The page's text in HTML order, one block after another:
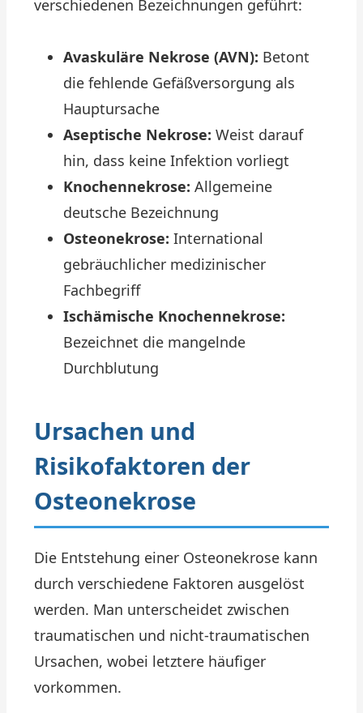
verschiedenen Bezeichnungen geführt:
Avaskuläre Nekrose (AVN): Betont
die fehlende Gefäßversorgung als
Hauptursache
Aseptische Nekrose: Weist darauf
hin, dass keine Infektion vorliegt
Knochennekrose: Allgemeine
deutsche Bezeichnung
Osteonekrose: International
gebräuchlicher medizinischer
Fachbegriff
Ischämische Knochennekrose:
Bezeichnet die mangelnde
Durchblutung
Ursachen und
Risikofaktoren der
Osteonekrose
Die Entstehung einer Osteonekrose kann
durch verschiedene Faktoren ausgelöst
werden. Man unterscheidet zwischen
traumatischen und nicht-traumatischen
Ursachen, wobei letztere häufiger
vorkommen.